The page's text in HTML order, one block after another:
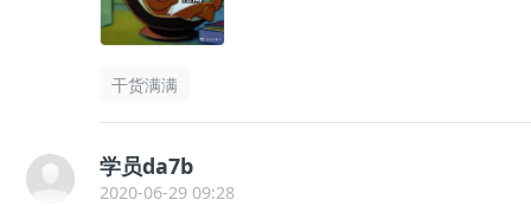
干货满满
学员da7b
2020-06-29 09:28